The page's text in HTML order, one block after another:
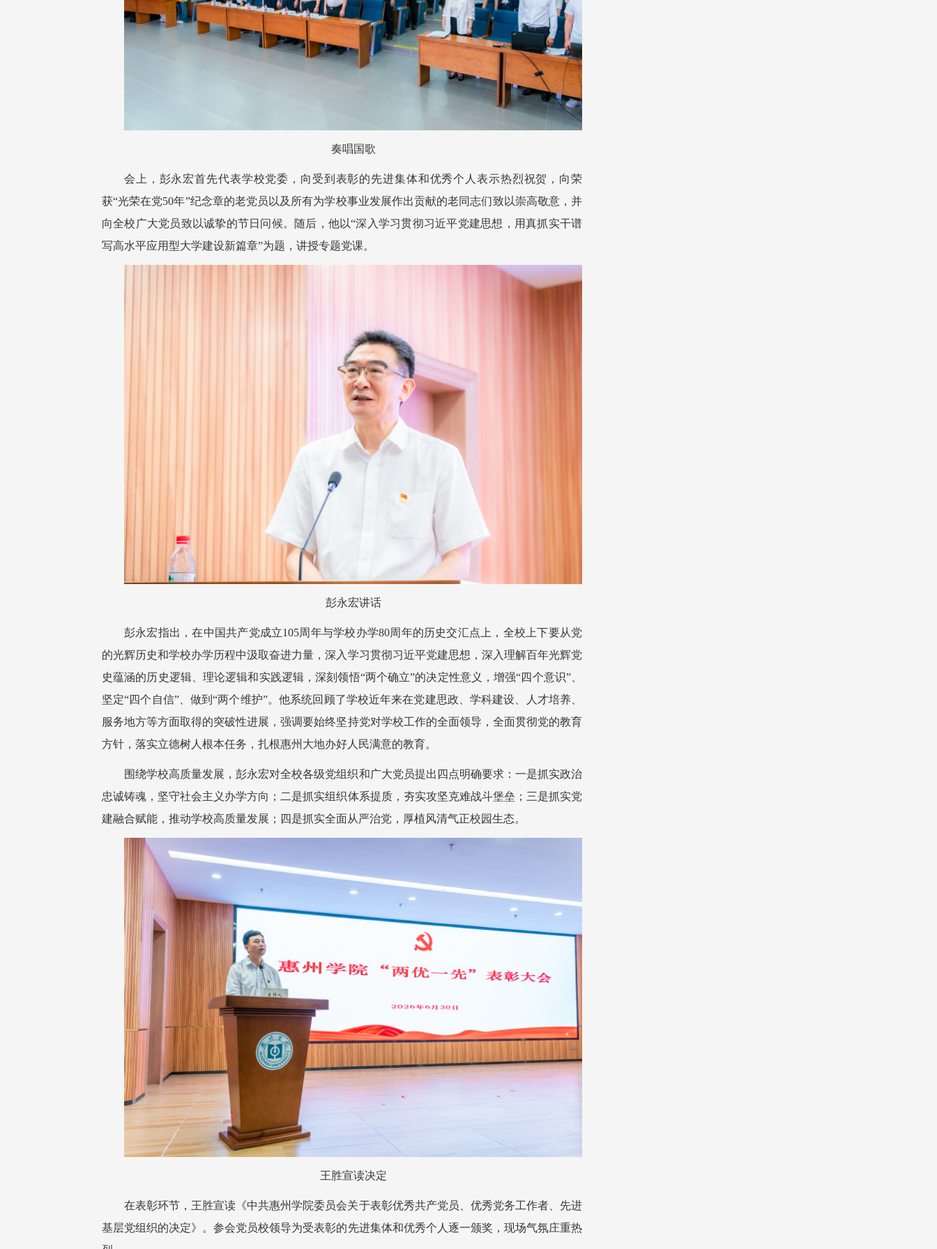
奏唱国歌
会上，彭永宏首先代表学校党委，向受到表彰的先进集体和优秀个人表示热烈祝贺，向荣
获“光荣在党50年”纪念章的老党员以及所有为学校事业发展作出贡献的老同志们致以崇高敬意，并
向全校广大党员致以诚挚的节日问候。随后，他以“深入学习贯彻习近平党建思想，用真抓实干谱
写高水平应用型大学建设新篇章”为题，讲授专题党课。
彭永宏讲话
彭永宏指出，在中国共产党成立105周年与学校办学80周年的历史交汇点上，全校上下要从党
的光辉历史和学校办学历程中汲取奋进力量，深入学习贯彻习近平党建思想，深入理解百年光辉党
史蕴涵的历史逻辑、理论逻辑和实践逻辑，深刻领悟“两个确立”的决定性意义，增强“四个意识”、
坚定“四个自信”、做到“两个维护”。他系统回顾了学校近年来在党建思政、学科建设、人才培养、
服务地方等方面取得的突破性进展，强调要始终坚持党对学校工作的全面领导，全面贯彻党的教育
方针，落实立德树人根本任务，扎根惠州大地办好人民满意的教育。
围绕学校高质量发展，彭永宏对全校各级党组织和广大党员提出四点明确要求：一是抓实政治
忠诚铸魂，坚守社会主义办学方向；二是抓实组织体系提质，夯实攻坚克难战斗堡垒；三是抓实党
建融合赋能，推动学校高质量发展；四是抓实全面从严治党，厚植风清气正校园生态。
王胜宣读决定
在表彰环节，王胜宣读《中共惠州学院委员会关于表彰优秀共产党员、优秀党务工作者、先进
基层党组织的决定》。参会党员校领导为受表彰的先进集体和优秀个人逐一颁奖，现场气氛庄重热